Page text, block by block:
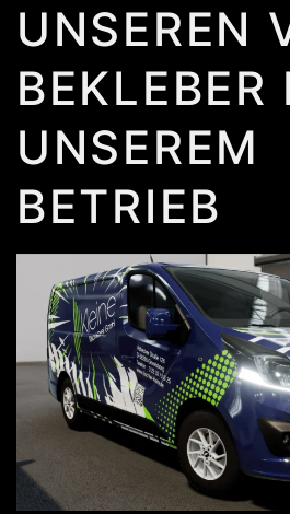
UNSEREN
BEKLEBER
UNSEREM
BETRIEB